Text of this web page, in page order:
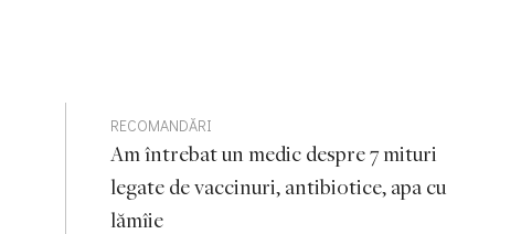
RECOMANDĂRI
Am întrebat un medic despre 7 mituri
legate de vaccinuri, antibiotice, apa cu
lămîie